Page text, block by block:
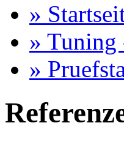
»
» Tuning
»